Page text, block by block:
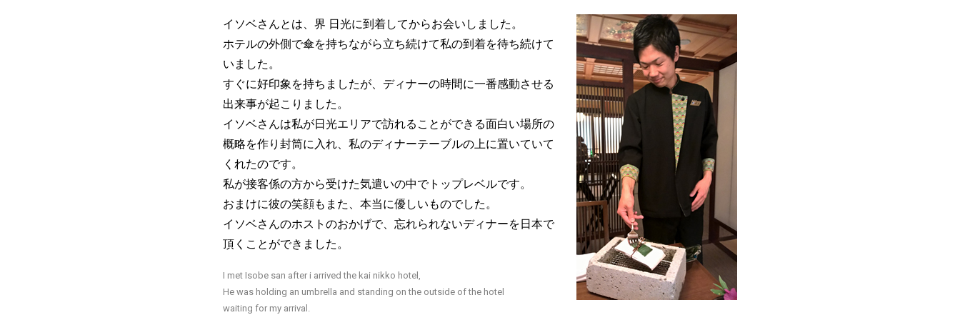
イソベさんとは、界 日光に到着してからお会いしました。
ホテルの外側で傘を持ちながら立ち続けて私の到着を待ち続けて
いました。
すぐに好印象を持ちましたが、ディナーの時間に一番感動させる
出来事が起こりました。
イソベさんは私が日光エリアで訪れることができる面白い場所の
概略を作り封筒に入れ、私のディナーテーブルの上に置いていて
くれたのです。
私が接客係の方から受けた気遣いの中でトップレベルです。
おまけに彼の笑顔もまた、本当に優しいものでした。
イソベさんのホストのおかげで、忘れられないディナーを日本で
頂くことができました。
I met Isobe san after i arrived the kai nikko hotel,
He was holding an umbrella and standing on the outside of the hotel
waiting for my arrival.